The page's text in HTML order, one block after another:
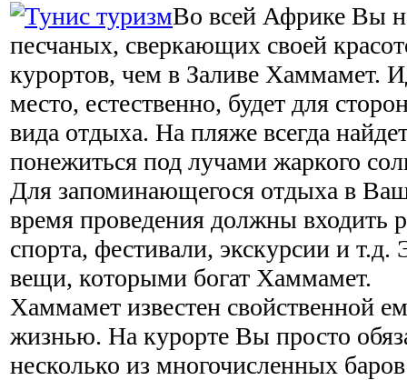
Во всей Африке Вы
песчаных, сверкающих своей
курортов, чем в Заливе Хаммамет.
место, естественно, будет для
вида отдыха. На пляже всегда
понежиться под лучами жаркого
Для запоминающегося отдыха в
время проведения должны входить
спорта, фестивали, экскурсии и т.д.
вещи, которыми богат Хаммамет.
Хаммамет известен свойственной
жизнью. На курорте Вы просто
несколько из многочисленных